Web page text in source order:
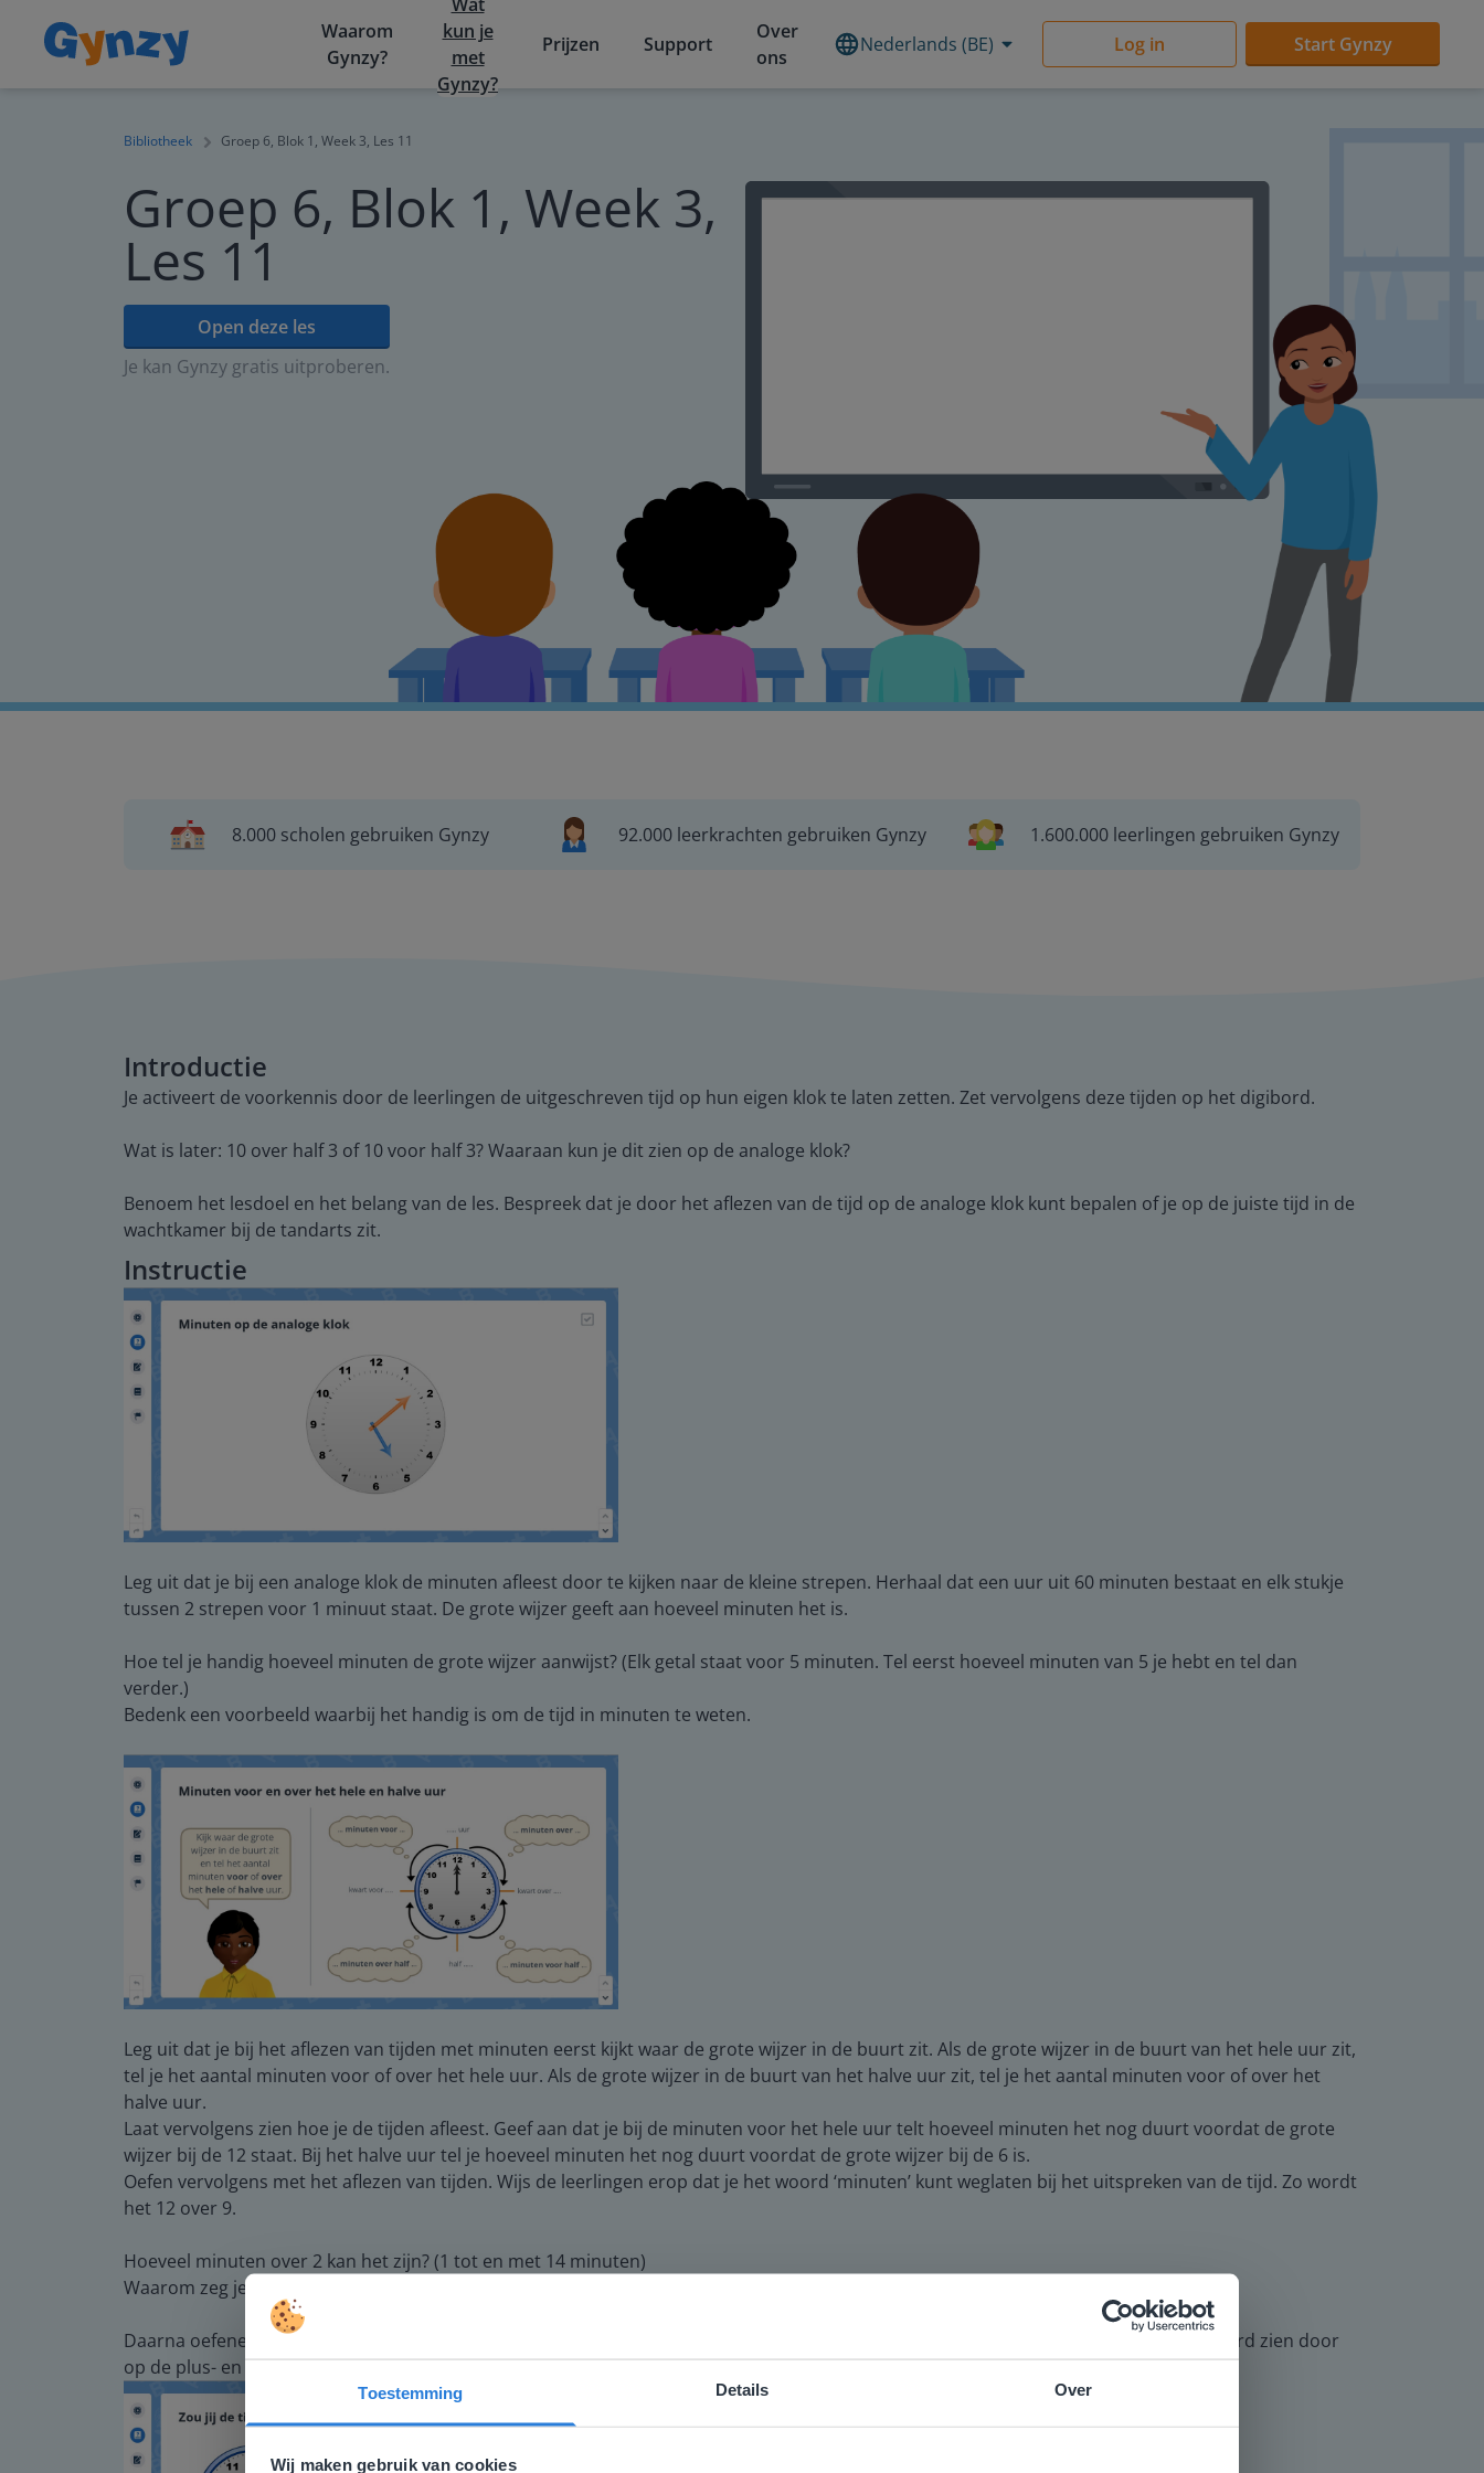
Toestemming Details Over
Wij maken gebruik van cookies
Waarom
Gynzy?
kun je
met
Gynzy?
Prijzen Support
Over
ons
Nederlands (BE) Log in Start Gynzy
Bibliotheek Groep 6, Blok 1, Week 3, Les 11
Groep 6, Blok 1, Week 3,
Les 11
Open deze les
Je kan Gynzy gratis uitproberen.
8.000 scholen gebruiken Gynzy 92.000 leerkrachten gebruiken Gynzy 1.600.000 leerlingen gebruiken Gynzy
Introductie
Je activeert de voorkennis door de leerlingen de uitgeschreven tijd op hun eigen klok te laten zetten. Zet vervolgens deze tijden op het digibord.
Wat is later: 10 over half 3 of 10 voor half 3? Waaraan kun je dit zien op de analoge klok?
Benoem het lesdoel en het belang van de les. Bespreek dat je door het aflezen van de tijd op de analoge klok kunt bepalen of je op de juiste tijd in de
wachtkamer bij de tandarts zit.
Instructie
Leg uit dat je bij een analoge klok de minuten afleest door te kijken naar de kleine strepen. Herhaal dat een uur uit 60 minuten bestaat en elk stukje
tussen 2 strepen voor 1 minuut staat. De grote wijzer geeft aan hoeveel minuten het is.
Hoe tel je handig hoeveel minuten de grote wijzer aanwijst? (Elk getal staat voor 5 minuten. Tel eerst hoeveel minuten van 5 je hebt en tel dan
verder.)
Bedenk een voorbeeld waarbij het handig is om de tijd in minuten te weten.
Leg uit dat je bij het aflezen van tijden met minuten eerst kijkt waar de grote wijzer in de buurt zit. Als de grote wijzer in de buurt van het hele uur zit,
tel je het aantal minuten voor of over het hele uur. Als de grote wijzer in de buurt van het halve uur zit, tel je het aantal minuten voor of over het
halve uur.
Laat vervolgens zien hoe je de tijden afleest. Geef aan dat je bij de minuten voor het hele uur telt hoeveel minuten het nog duurt voordat de grote
wijzer bij de 12 staat. Bij het halve uur tel je hoeveel minuten het nog duurt voordat de grote wijzer bij de 6 is.
Oefen vervolgens met het aflezen van tijden. Wijs de leerlingen erop dat je het woord ‘minuten’ kunt weglaten bij het uitspreken van de tijd. Zo wordt
het 12 over 9.
Hoeveel minuten over 2 kan het zijn? (1 tot en met 14 minuten)
Waarom zeg je niet dat het 15 minuten over 2 is?
Daarna oefenen de leerlingen met het zetten van de tijden. Daarbij gebruiken ze hun eigen klok en laat je de juiste tijden op het digibord zien door
op de plus- en minknop te klikken of door de grote wijzer vast te houden en te slepen.
Deze website komt niet overeen met je locatie
Gezien je locatie, denken we dat je misschien liever naar de website voor